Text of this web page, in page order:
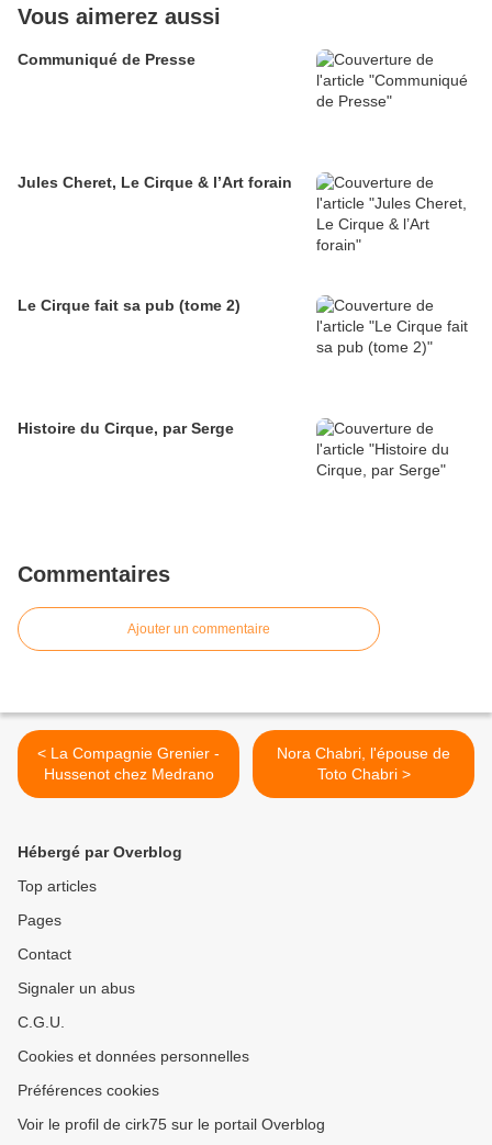
Vous aimerez aussi
Communiqué de Presse
Jules Cheret, Le Cirque & l’Art forain
Le Cirque fait sa pub (tome 2)
Histoire du Cirque, par Serge
Commentaires
Ajouter un commentaire
< La Compagnie Grenier -
Hussenot chez Medrano
Nora Chabri, l'épouse de
Toto Chabri >
Hébergé par Overblog
Top articles
Pages
Contact
Signaler un abus
C.G.U.
Cookies et données personnelles
Préférences cookies
Voir le profil de cirk75 sur le portail Overblog